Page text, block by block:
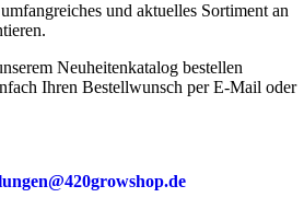
und aktuelles Sortiment an
Neuheitenkatalog bestellen
Ihren Bestellwunsch per E-Mail oder